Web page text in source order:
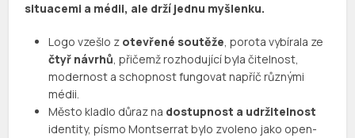
situacemi a médii, ale drží jednu myšlenku.
Logo vzešlo z otevřené soutěže, porota vybírala ze
čtyř návrhů, přičemž rozhodující byla čitelnost,
modernost a schopnost fungovat napříč různými
médii.
Město kladlo důraz na dostupnost a udržitelnost
identity, písmo Montserrat bylo zvoleno jako open-